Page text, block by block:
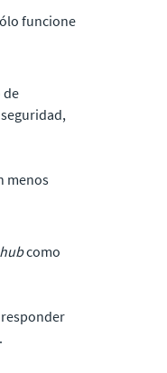
funcione
de
menos
hubcomo